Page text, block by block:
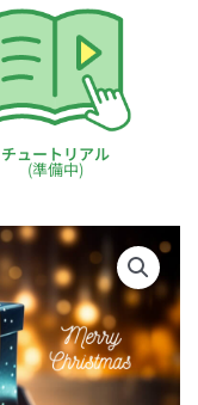
チュートリアル
(準備中)